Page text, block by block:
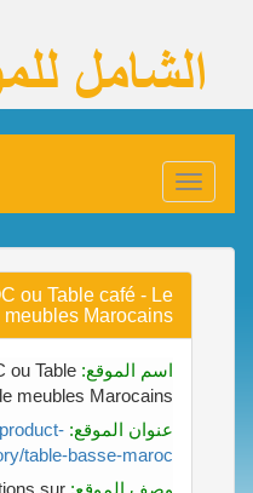
Toggle
navigation
ou Table café - Le
meubles Marocains
اسم الموقع: ou Table
meubles Marocains
عنوان الموقع:
table-basse-maroc
وصف الموقع: sur